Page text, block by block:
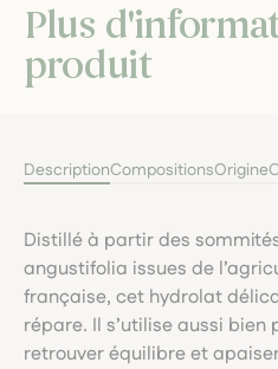
Plus
produit
DescriptionCompositionsOrigine
Distillé à partir des
angustifolia issues de
française, cet hydrolat
répare. Il s’utilise aussi
retrouver équilibre et